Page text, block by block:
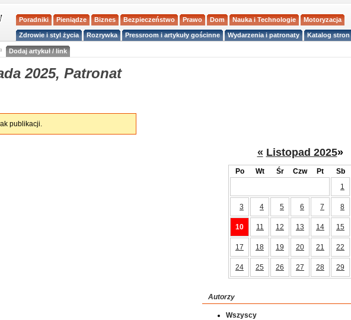
Poradniki Pieniądze Biznes Bezpieczeństwo Prawo Dom Nauka i Technologie Motoryzacja
Zdrowie i styl życia Rozrywka Pressroom i artykuły gościnne Wydarzenia i patronaty Katalog stron
Dodaj artykuł / link
2025, Patronat
publikacji.
« Listopad 2025»
Po Wt Śr Czw Pt Sb
1
3 4 5 6 7 8
10 11 12 13 14 15
17 18 19 20 21 22
24 25 26 27 28 29
Autorzy
Wszyscy